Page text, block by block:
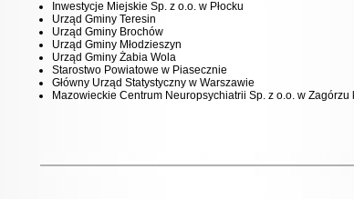
Inwestycje Miejskie Sp. z o.o. w Płocku
Urząd Gminy Teresin
Urząd Gminy Brochów
Urząd Gminy Młodzieszyn
Urząd Gminy Żabia Wola
Starostwo Powiatowe w Piasecznie
Główny Urząd Statystyczny w Warszawie
Mazowieckie Centrum Neuropsychiatrii Sp. z o.o. w Zagórzu